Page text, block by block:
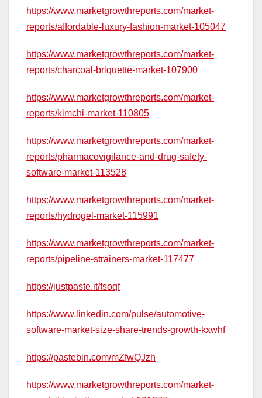
https://www.marketgrowthreports.com/market-
reports/affordable-luxury-fashion-market-105047
https://www.marketgrowthreports.com/market-
reports/charcoal-briquette-market-107900
https://www.marketgrowthreports.com/market-
reports/kimchi-market-110805
https://www.marketgrowthreports.com/market-
reports/pharmacovigilance-and-drug-safety-
software-market-113528
https://www.marketgrowthreports.com/market-
reports/hydrogel-market-115991
https://www.marketgrowthreports.com/market-
reports/pipeline-strainers-market-117477
https://justpaste.it/fsoqf
https://www.linkedin.com/pulse/automotive-
software-market-size-share-trends-growth-kxwhf
https://pastebin.com/mZfwQJzh
https://www.marketgrowthreports.com/market-